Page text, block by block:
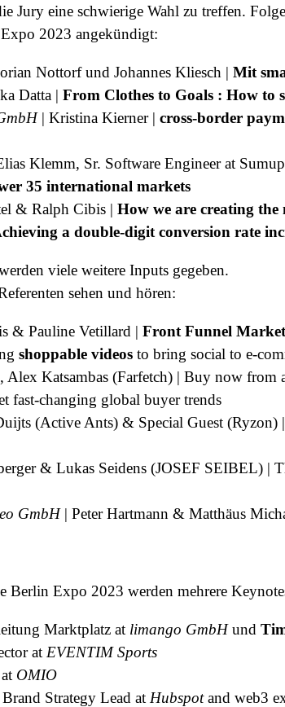
Jury eine schwierige Wahl zu treffen.
2023 angekündigt:
Nottorf und Johannes Kliesch | Mit
Datta | From Clothes to Goals : How to
| Kristina Kierner | cross-border
Klemm, Sr. Software Engineer at
35 international markets
& Ralph Cibis | How we are creating
a double-digit conversion rate
viele weitere Inputs gegeben.
sehen und hören:
& Pauline Vetillard | Front Funnel
shoppable videos to bring social to e-
Alex Katsambas (Farfetch) | Buy now from
fast-changing global buyer trends
(Active Ants) & Special Guest
& Lukas Seidens (JOSEF SEIBEL) |
GmbH | Peter Hartmann & Matthäus
Berlin Expo 2023 werden mehrere
Marktplatz at limango GmbHund
at EVENTIM Sports
OMIO
Strategy Lead at Hubspotand web3